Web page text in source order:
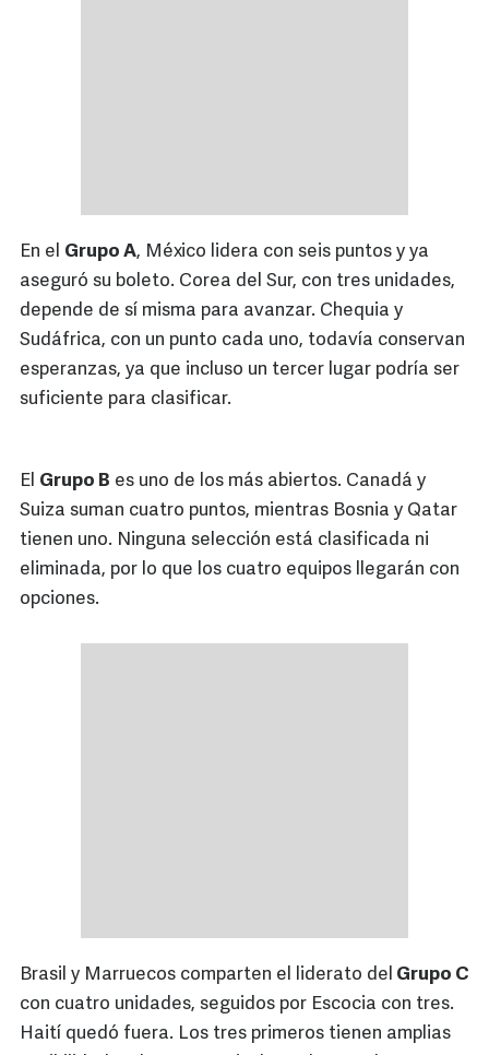
En el Grupo A, México lidera con seis puntos y ya
aseguró su boleto. Corea del Sur, con tres unidades,
depende de sí misma para avanzar. Chequia y
Sudáfrica, con un punto cada uno, todavía conservan
esperanzas, ya que incluso un tercer lugar podría ser
suficiente para clasificar.
El Grupo B es uno de los más abiertos. Canadá y
Suiza suman cuatro puntos, mientras Bosnia y Qatar
tienen uno. Ninguna selección está clasificada ni
eliminada, por lo que los cuatro equipos llegarán con
opciones.
Brasil y Marruecos comparten el liderato del Grupo C
con cuatro unidades, seguidos por Escocia con tres.
Haití quedó fuera. Los tres primeros tienen amplias